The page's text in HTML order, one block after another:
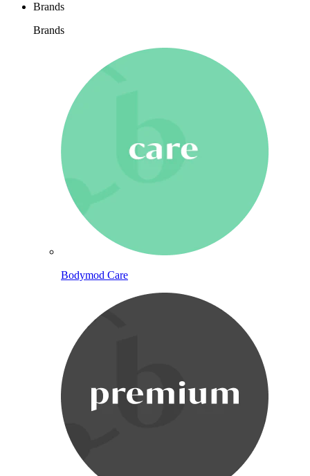
Brands
Brands
Bodymod Care